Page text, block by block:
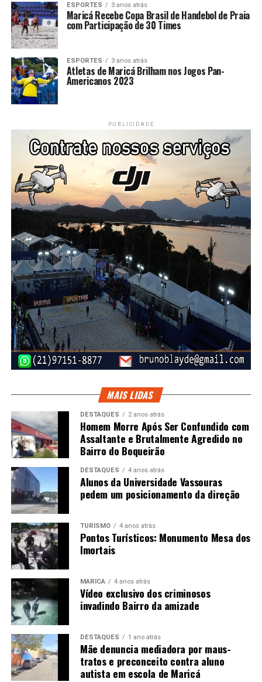
ESPORTES 3 anos atrás
Maricá Recebe Copa Brasil de Handebol de Praia
com Participação de 30 Times
ESPORTES 3 anos atrás
Atletas de Maricá Brilham nos Jogos Pan-
Americanos 2023
PUBLICIDADE
MAIS LIDAS
DESTAQUES 2 anos atrás
Homem Morre Após Ser Confundido com
Assaltante e Brutalmente Agredido no
Bairro do Boqueirão
DESTAQUES 4 anos atrás
Alunos da Universidade Vassouras
pedem um posicionamento da direção
TURISMO 4 anos atrás
Pontos Turísticos: Monumento Mesa dos
Imortais
MARICÁ 4 anos atrás
Vídeo exclusivo dos criminosos
invadindo Bairro da amizade
DESTAQUES 1 ano atrás
Mãe denuncia mediadora por maus-
tratos e preconceito contra aluno
autista em escola de Maricá